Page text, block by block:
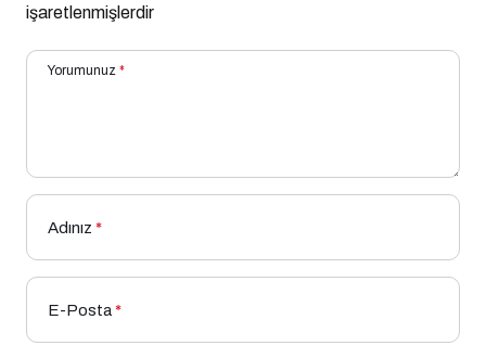
işaretlenmişlerdir
Yorumunuz *
Adınız *
E-Posta*